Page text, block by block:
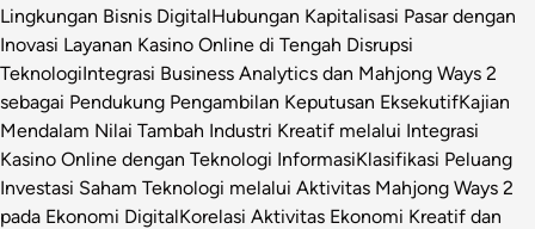
Lingkungan Bisnis DigitalHubungan Kapitalisasi Pasar dengan
Inovasi Layanan Kasino Online di Tengah Disrupsi
TeknologiIntegrasi Business Analytics dan Mahjong Ways 2
sebagai Pendukung Pengambilan Keputusan EksekutifKajian
Mendalam Nilai Tambah Industri Kreatif melalui Integrasi
Kasino Online dengan Teknologi InformasiKlasifikasi Peluang
Investasi Saham Teknologi melalui Aktivitas Mahjong Ways 2
pada Ekonomi DigitalKorelasi Aktivitas Ekonomi Kreatif dan